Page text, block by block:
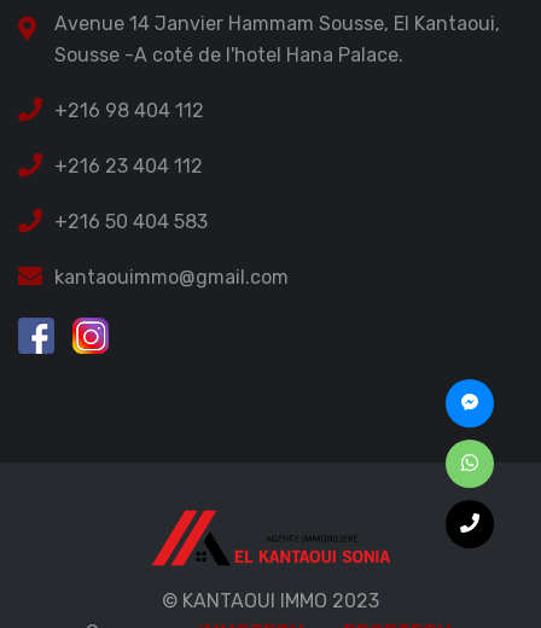
Avenue 14 Janvier Hammam Sousse, El Kantaoui,
Sousse -A coté de l'hotel Hana Palace.
+216 98 404 112
+216 23 404 112
+216 50 404 583
kantaouimmo@gmail.com
© KANTAOUI IMMO 2023